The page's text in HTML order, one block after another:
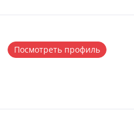
Посмотреть профиль